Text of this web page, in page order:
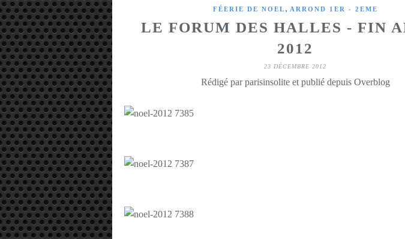
FÉERIE DE NOEL , ARROND 1ER - 2EME
LE FORUM DES HALLES - FIN
2012
23 DÉCEMBRE 2012
Rédigé par parisinsolite et publié depuis Overblog